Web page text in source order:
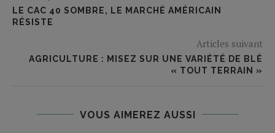
LE CAC 40 SOMBRE, LE MARCHÉ AMÉRICAIN
RÉSISTE
Articles suivant
AGRICULTURE : MISEZ SUR UNE VARIÉTÉ DE BLÉ
« TOUT TERRAIN »
VOUS AIMEREZ AUSSI